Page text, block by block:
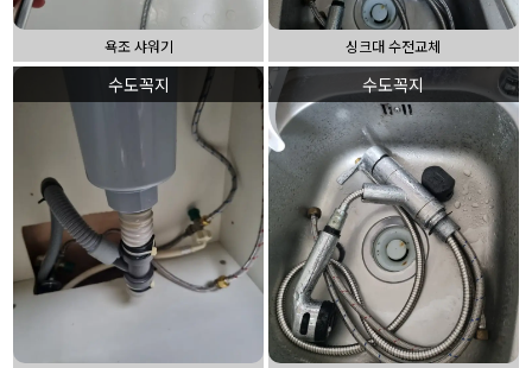
욕조 샤워기 싱크대 수전교체
수도꼭지 수도꼭지